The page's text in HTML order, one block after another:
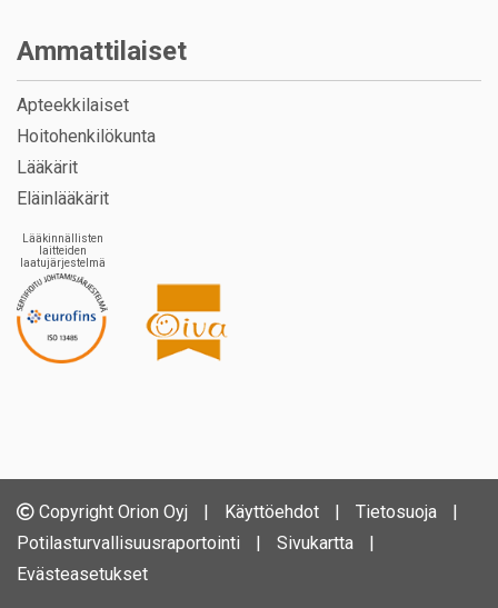
Ammattilaiset
Apteekkilaiset
Hoitohenkilökunta
Lääkärit
Eläinlääkärit
Lääkinnällisten
laitteiden
laatujärjestelmä
Copyright Orion Oyj Käyttöehdot Tietosuoja
Potilasturvallisuusraportointi
Sivukartta
Evästeasetukset